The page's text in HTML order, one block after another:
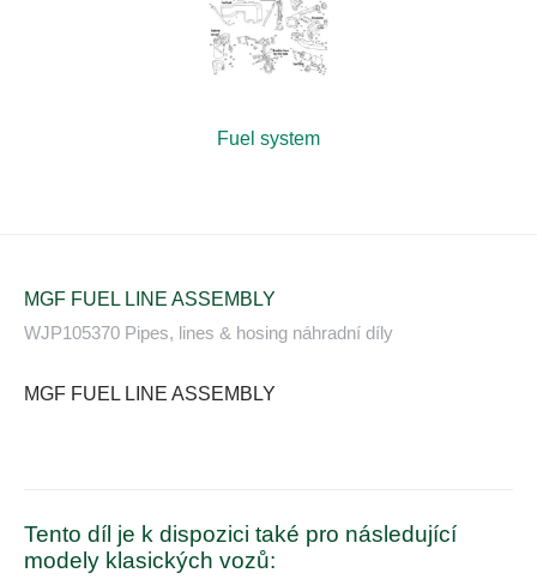
Fuel system
MGF FUEL LINE ASSEMBLY
WJP105370 Pipes, lines & hosing náhradní díly
MGF FUEL LINE ASSEMBLY
Tento díl je k dispozici také pro následující
modely klasických vozů: